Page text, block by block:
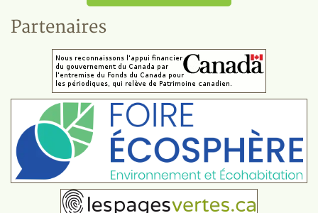
Partenaires